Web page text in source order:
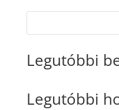
Legutóbbi
Legutóbbi